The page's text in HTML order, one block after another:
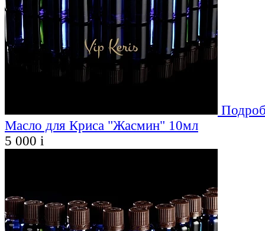
Масло для Криса "Жасмин" 10мл
5 000 i